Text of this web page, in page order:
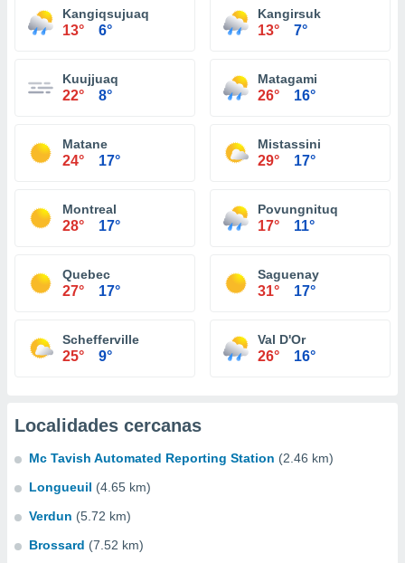
Kangiqsujuaq
13° 6°
Kangirsuk
13° 7°
Kuujjuaq
22° 8°
Matagami
26° 16°
Matane
24° 17°
Mistassini
29° 17°
Montreal
28° 17°
Povungnituq
17° 11°
Quebec
27° 17°
Saguenay
31° 17°
Schefferville
25° 9°
Val D'Or
26° 16°
Localidades cercanas
Mc Tavish Automated Reporting Station (2.46 km)
Longueuil (4.65 km)
Verdun (5.72 km)
Brossard (7.52 km)